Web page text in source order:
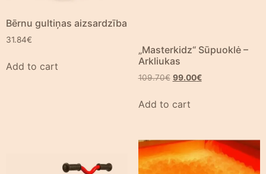
Bērnu gultiņas aizsardzība
31.84€
Add to cart
„Masterkidz“ Sūpuoklė –
Arkliukas
109.70€ 99.00€
Add to cart